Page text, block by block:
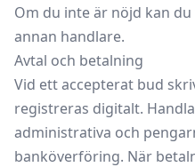
Om du inte är nöjd kan
annan handlare.
Avtal och betalning
Vid ett accepterat bud
registreras digitalt.
administrativa och
banköverföring. När